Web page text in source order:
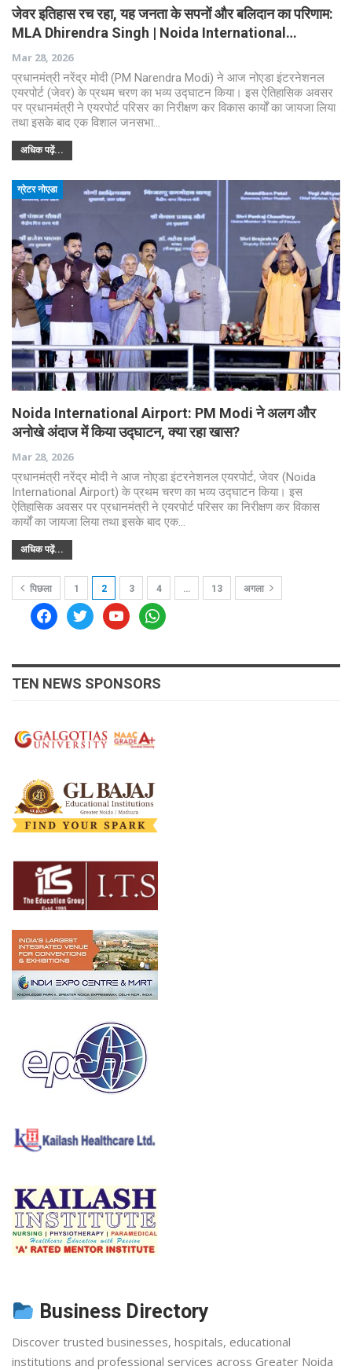
जेवर इतिहास रच रहा, यह जनता के सपनों और बलिदान का परिणाम:
MLA Dhirendra Singh | Noida International…
Mar 28, 2026
प्रधानमंत्री नरेंद्र मोदी (PM Narendra Modi) ने आज नोएडा इंटरनेशनल
एयरपोर्ट (जेवर) के प्रथम चरण का भव्य उद्घाटन किया। इस ऐतिहासिक अवसर
पर प्रधानमंत्री ने एयरपोर्ट परिसर का निरीक्षण कर विकास कार्यों का जायजा लिया
तथा इसके बाद एक विशाल जनसभा…
अधिक पढ़ें...
ग्रेटर नोएडा
Noida International Airport: PM Modi ने अलग और
अनोखे अंदाज में किया उद्घाटन, क्या रहा खास?
Mar 28, 2026
प्रधानमंत्री नरेंद्र मोदी ने आज नोएडा इंटरनेशनल एयरपोर्ट, जेवर (Noida
International Airport) के प्रथम चरण का भव्य उद्घाटन किया। इस
ऐतिहासिक अवसर पर प्रधानमंत्री ने एयरपोर्ट परिसर का निरीक्षण कर विकास
कार्यों का जायजा लिया तथा इसके बाद एक…
अधिक पढ़ें...
पिछला 1 2 3 4 … 13 अगला
facebooktwitteryoutubewhatsapp
TEN NEWS SPONSORS
Business Directory
Discover trusted businesses, hospitals, educational
institutions and professional services across Greater Noida